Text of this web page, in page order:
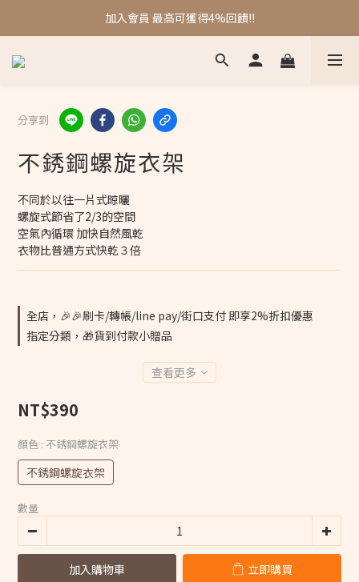
❤️❤️刷卡/轉帳/line pay/街口支付 再享2%折扣
加入會員 最高可獲得4%回饋!!
❤️❤️刷卡/轉帳/line pay/街口支付 再享2%折扣
分享到
不銹鋼螺旋衣架
不同於以往一片式晾曬
螺旋式節省了2/3的空間
空氣內循環 加快自然風乾
衣物比普通方式快乾３倍
全店，🎉🎉刷卡/轉帳/line pay/街口支付 即享2%折扣優惠
指定分類，🎁貨到付款小贈品
查看更多
NT$390
顏色 : 不銹鋼螺旋衣架
不銹鋼螺旋衣架
數量
加入購物車 立即購買